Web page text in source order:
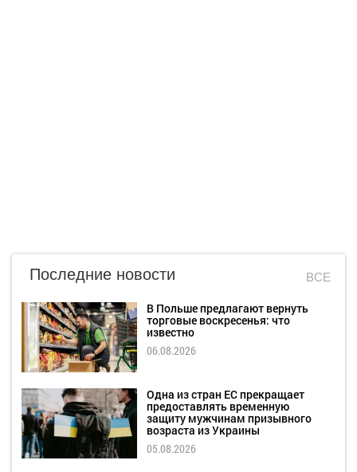
Последние новости ВСЕ
В Польше предлагают вернуть
торговые воскресенья: что
известно
06.08.2026
Одна из стран ЕС прекращает
предоставлять временную
защиту мужчинам призывного
возраста из Украины
05.08.2026